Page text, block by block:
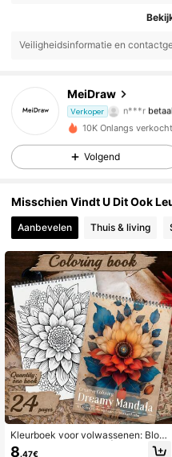
Veiligheidsinformatie en
MeiDraw
Verkoper
4.89
V***9
4.89
204
4.89 204
4.89 204
4.89 204
4.89 204
4.89 204
4.89 204
204
10K Onlangs verkocht
Volgend
Misschien Vindt U Dit Ook
Aanbevelen Thuis & living
Kleurboek voor volwassenen: Bloe
men mandala thema's | Levendige
8.47€